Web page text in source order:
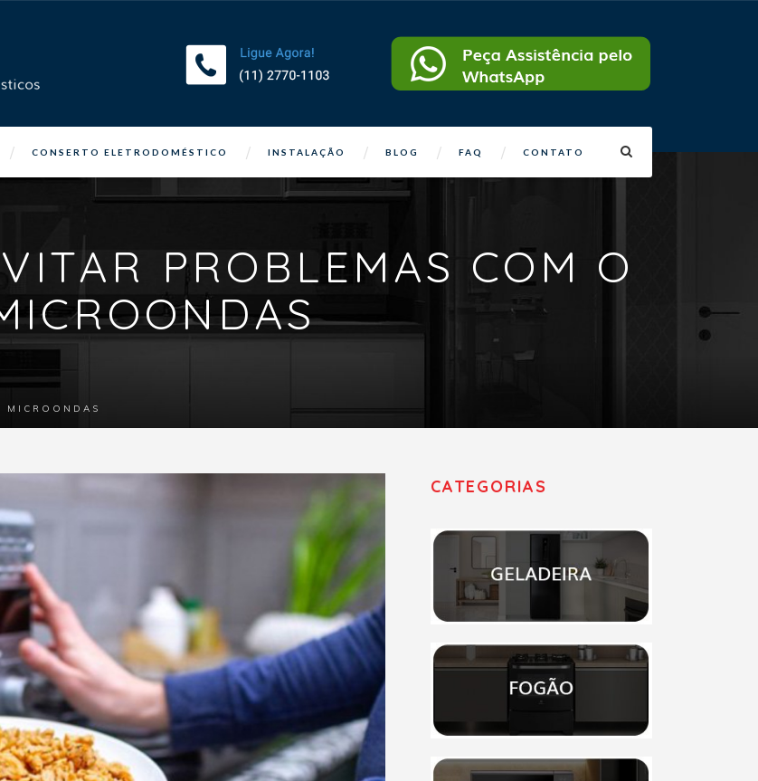
CONSERTO ELETRODOMÉSTICO INSTALAÇÃO BLOG FAQ CONTATO
PROBLEMAS COM O
MICROONDAS
CATEGORIAS